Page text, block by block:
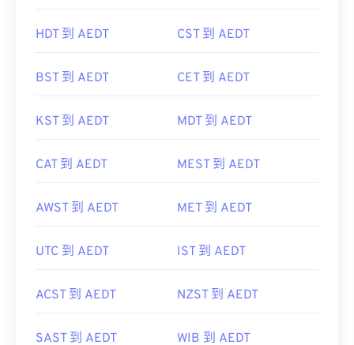
HDT 到 AEDT CST 到 AEDT
BST 到 AEDT CET 到 AEDT
KST 到 AEDT MDT 到 AEDT
CAT 到 AEDT MEST 到 AEDT
AWST 到 AEDT MET 到 AEDT
UTC 到 AEDT IST 到 AEDT
ACST 到 AEDT NZST 到 AEDT
SAST 到 AEDT WIB 到 AEDT